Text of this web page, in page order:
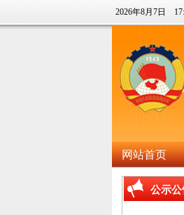
2026年8月7日
网站首页
公示公